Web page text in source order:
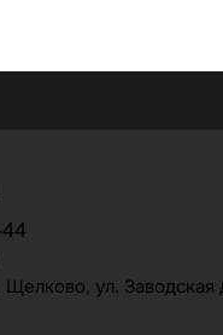
Щелково, ул. Заводская